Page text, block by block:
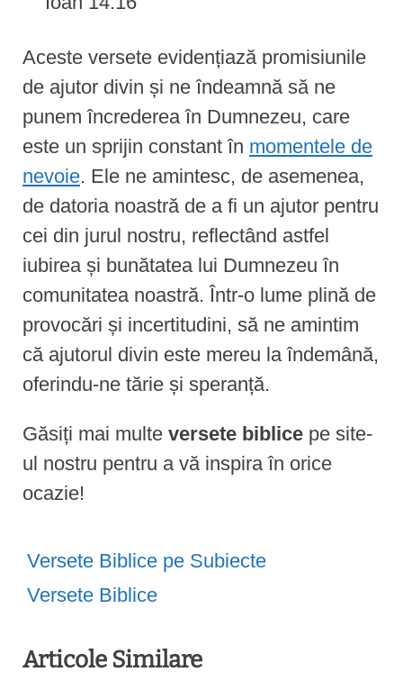
Aceste versete evidențiază promisiunile
de ajutor divin și ne îndeamnă să ne
punem încrederea în Dumnezeu, care
este un sprijin constant în momentele de
nevoie. Ele ne amintesc, de asemenea,
de datoria noastră de a fi un ajutor pentru
cei din jurul nostru, reflectând astfel
iubirea și bunătatea lui Dumnezeu în
comunitatea noastră. Într-o lume plină de
provocări și incertitudini, să ne amintim
că ajutorul divin este mereu la îndemână,
oferindu-ne tărie și speranță.
Găsiți mai multe versete biblice pe site-
ul nostru pentru a vă inspira în orice
ocazie!
Versete Biblice pe Subiecte
Versete Biblice
Articole Similare